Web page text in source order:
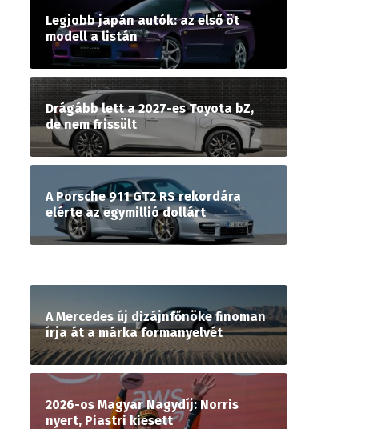
Legjobb japán autók: az első öt
modell a listán
Drágább lett a 2027-es Toyota bZ,
de nem frissült
A Porsche 911 GT2 RS rekordára
elérte az egymillió dollárt
A Mercedes új dizájnfőnöke finoman
írja át a márka formanyelvét
2026-os Magyar Nagydíj: Norris
nyert, Piastri kiesett